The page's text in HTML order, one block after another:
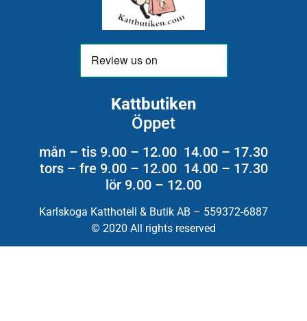
Kattbutiken
Öppet
mån – tis 9.00 – 12.00 14.00 – 17.30
tors – fre 9.00 – 12.00 14.00 – 17.30
lör 9.00 – 12.00
Karlskoga Katthotell & Butik AB – 559372-6887
© 2020 All rights reserved